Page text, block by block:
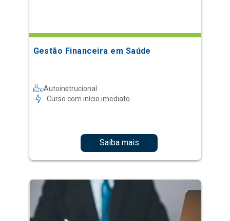
Gestão Financeira em Saúde
Autoinstrucional
Curso com início imediato
Saiba mais